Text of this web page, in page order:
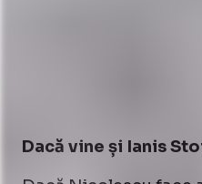
Dacă vine și Ianis